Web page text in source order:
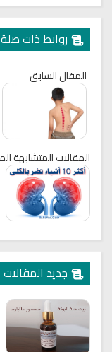
روابط ذات صلة
المقال السابق
المقالات المتشابهة
جديد المقالات